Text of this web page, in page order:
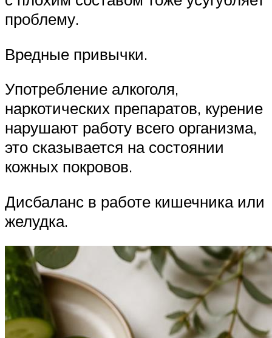
проблему.
Вредные привычки.
Употребление алкоголя,
наркотических препаратов, курение
нарушают работу всего организма,
это сказывается на состоянии
кожных покровов.
Дисбаланс в работе кишечника или
желудка.